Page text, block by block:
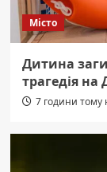
Місто
Дитина
трагедія на
7 години тому